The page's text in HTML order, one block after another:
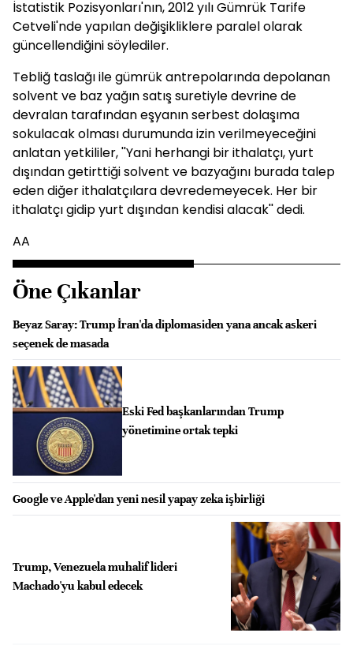
İstatistik Pozisyonları'nın, 2012 yılı Gümrük Tarife
Cetveli'nde yapılan değişikliklere paralel olarak
güncellendiğini söylediler.
Tebliğ taslağı ile gümrük antrepolarında depolanan
solvent ve baz yağın satış suretiyle devrine de
devralan tarafından eşyanın serbest dolaşıma
sokulacak olması durumunda izin verilmeyeceğini
anlatan yetkililer, ''Yani herhangi bir ithalatçı, yurt
dışından getirttiği solvent ve bazyağını burada talep
eden diğer ithalatçılara devredemeyecek. Her bir
ithalatçı gidip yurt dışından kendisi alacak'' dedi.
AA
Öne Çıkanlar
Beyaz Saray: Trump İran'da diplomasiden yana ancak askeri
seçenek de masada
Eski Fed başkanlarından Trump
yönetimine ortak tepki
Google ve Apple'dan yeni nesil yapay zeka işbirliği
Trump, Venezuela muhalif lideri
Machado'yu kabul edecek